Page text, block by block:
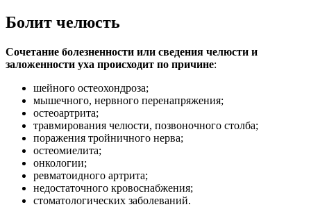
Болит челюсть
Сочетание болезненности или сведения челюсти и
заложенности уха происходит по причине:
шейного остеохондроза;
мышечного, нервного перенапряжения;
остеоартрита;
травмирования челюсти, позвоночного столба;
поражения тройничного нерва;
остеомиелита;
онкологии;
ревматоидного артрита;
недостаточного кровоснабжения;
стоматологических заболеваний.